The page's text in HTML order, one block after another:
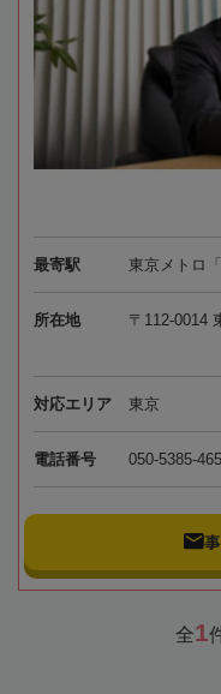
最寄駅 東京メトロ
所在地 〒112-0014
対応エリア 東京
電話番号 050-5385-
全1